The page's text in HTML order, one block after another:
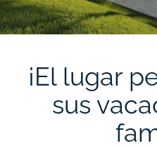
¡El lugar
sus